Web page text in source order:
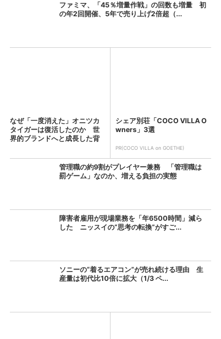
ファミマ、「45％増量作戦」の回数も増量 初
の年2回開催、5年で売り上げ2倍超（...
なぜ「一度消えた」オニツカ
タイガーは復活したのか 世
界的ブランドへと成長した背
シェア別荘「COCO VILLA O
wners」3選
PR(COCO VILLA on GOETHE)
管理職の約9割がプレイヤー兼務 「管理職は
罰ゲーム」なのか、増える負担の実態
障害者雇用が現場業務を「年6500時間」減ら
した ニッスイの“思考の転換”がすご...
ソニーの“着るエアコン”が売れ続ける理由 生
産量は初代比10倍に拡大（1/3 ペ...